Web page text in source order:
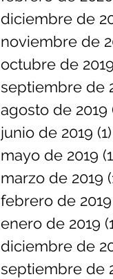
diciembre de
noviembre de
octubre de
septiembre de
agosto de 2019
junio de 2019 (1)
mayo de 2019
marzo de 2019
febrero de 2019
enero de 2019
diciembre de
septiembre de